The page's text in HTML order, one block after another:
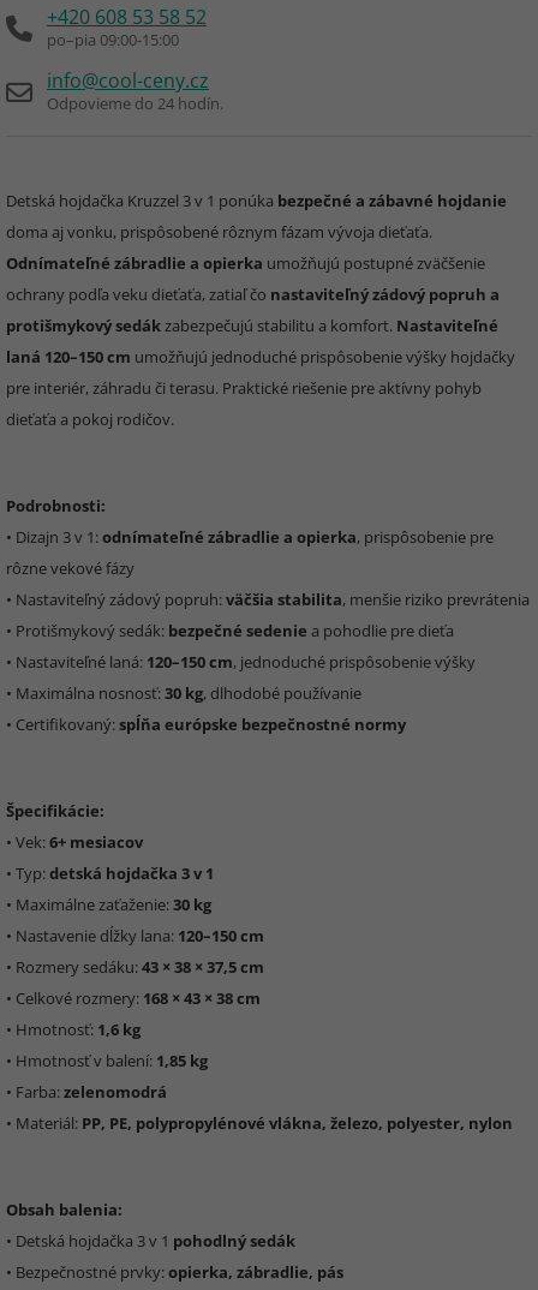
+420 608 53 58 52
po–pia 09:00-15:00
info@cool-ceny.cz
Odpovieme do 24 hodín.
Detská hojdačka Kruzzel 3 v 1 ponúka bezpečné a zábavné hojdanie
doma aj vonku, prispôsobené rôznym fázam vývoja dieťaťa.
Odnímateľné zábradlie a opierka umožňujú postupné zväčšenie
ochrany podľa veku dieťaťa, zatiaľ čo nastaviteľný zádový popruh a
protišmykový sedákzabezpečujú stabilitu a komfort. Nastaviteľné
laná 120–150 cm umožňujú jednoduché prispôsobenie výšky hojdačky
pre interiér, záhradu či terasu. Praktické riešenie pre aktívny pohyb
dieťaťa a pokoj rodičov.
Podrobnosti:
• Dizajn 3 v 1:odnímateľné zábradlie a opierka, prispôsobenie pre
rôzne vekové fázy
• Nastaviteľný zádový popruh:väčšia stabilita, menšie riziko prevrátenia
• Protišmykový sedák: bezpečné sedenie a pohodlie pre dieťa
• Nastaviteľné laná: 120–150 cm, jednoduché prispôsobenie výšky
• Maximálna nosnosť:30 kg, dlhodobé používanie
• Certifikovaný:spĺňa európske bezpečnostné normy
Špecifikácie:
• Vek:6+ mesiacov
• Typ:detská hojdačka 3 v 1
• Maximálne zaťaženie:30 kg
• Nastavenie dĺžky lana: 120–150 cm
• Rozmery sedáku:43 × 38 × 37,5 cm
• Celkové rozmery: 168 × 43 × 38 cm
• Hmotnosť: 1,6 kg
• Hmotnosť v balení: 1,85 kg
• Farba:zelenomodrá
• Materiál: PP, PE, polypropylénové vlákna, železo, polyester, nylon
Obsah balenia:
• Detská hojdačka 3 v 1 pohodlný sedák
• Bezpečnostné prvky:opierka, zábradlie, pás